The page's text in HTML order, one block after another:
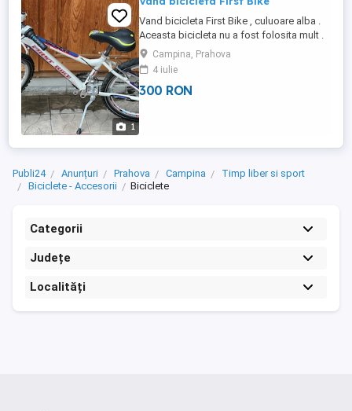
1
Vand bicicleta First Bike , culuoare alba .
Aceasta bicicleta nu a fost folosita mult .
Campina, Prahova
4 iulie
300 RON
Publi24 Anunțuri Prahova Campina
Timp liber si sport
Biciclete - Accesorii
Biciclete
Categorii
Județe
Localități